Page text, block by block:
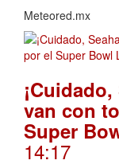
Meteored.mx
van con
Super
14:17